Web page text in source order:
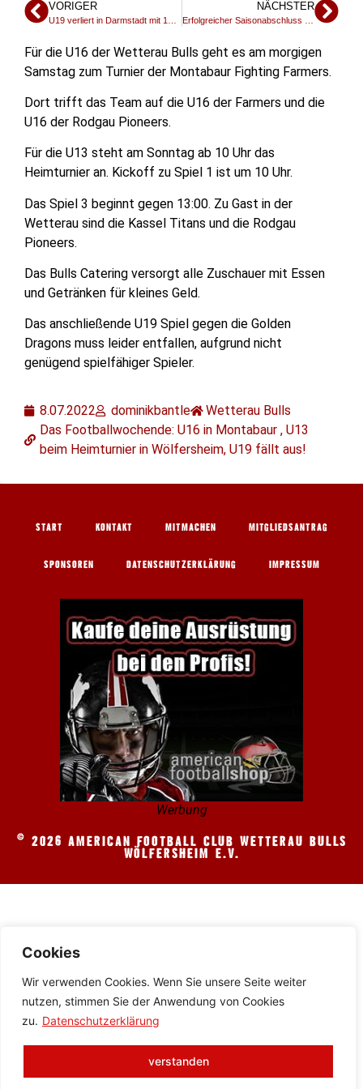
Cookies
Wir verwenden Cookies. Wenn Sie unsere Seite weiter
nutzen, stimmen Sie der Anwendung von Cookies
zu. Datenschutzerklärung
verstanden
VORIGER NÄCHSTER
Für die U16 der Wetterau Bulls geht es am morgigen
Samstag zum Turnier der Montabaur Fighting Farmers.
Dort trifft das Team auf die U16 der Farmers und die
U16 der Rodgau Pioneers.
Für die U13 steht am Sonntag ab 10 Uhr das
Heimturnier an. Kickoff zu Spiel 1 ist um 10 Uhr.
Das Spiel 3 beginnt gegen 13:00. Zu Gast in der
Wetterau sind die Kassel Titans und die Rodgau
Pioneers.
Das Bulls Catering versorgt alle Zuschauer mit Essen
und Getränken für kleines Geld.
Das anschließende U19 Spiel gegen die Golden
Dragons muss leider entfallen, aufgrund nicht
genügend spielfähiger Spieler.
8.07.2022 dominikbantle
Wetterau Bulls
Das Footballwochende: U16 in Montabaur , U13
beim Heimturnier in Wölfersheim, U19 fällt aus!
START KONTAKT MITMACHEN MITGLIEDSANTRAG
SPONSOREN DATENSCHUTZERKLÄRUNG IMPRESSUM
Werbung
© 2026 AMERICAN FOOTBALL CLUB WETTERAU BULLS
WÖLFERSHEIM E.V.